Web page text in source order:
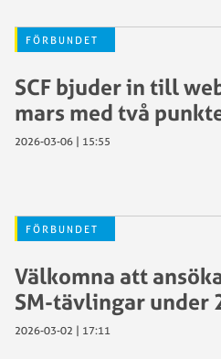
FÖRBUNDET
SCF bjuder in till
mars med två
2026-03-06 | 15:55
FÖRBUNDET
Välkomna att
SM-tävlingar under
2026-03-02 | 17:11